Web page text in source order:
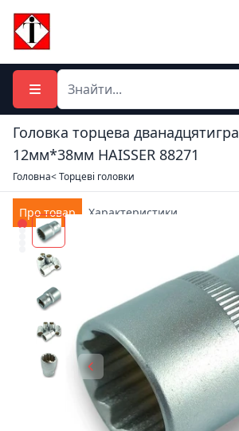
Головка торцева
12мм*38мм HAISSER 88271
Головна< Торцеві головки
Про товар Характеристики